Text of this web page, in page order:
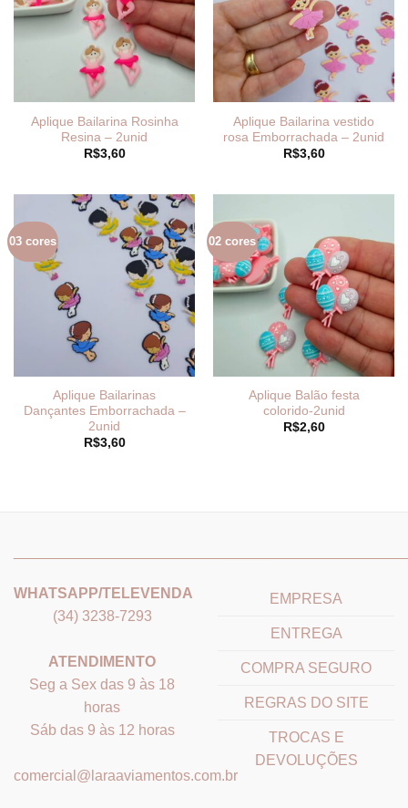
Aplique Bailarina Rosinha
Resina – 2unid
R$3,60
Aplique Bailarina vestido
rosa Emborrachada – 2unid
R$3,60
03 cores
Aplique Bailarinas
Dançantes Emborrachada –
2unid
R$3,60
02 cores
Aplique Balão festa
colorido-2unid
R$2,60
WHATSAPP/TELEVENDA
(34) 3238-7293
ATENDIMENTO
Seg a Sex das 9 às 18
horas
Sáb das 9 às 12 horas
comercial@laraaviamentos.com.br
EMPRESA
ENTREGA
COMPRA SEGURO
REGRAS DO SITE
TROCAS E
DEVOLUÇÕES